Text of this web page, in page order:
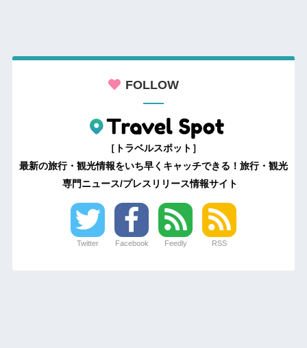
FOLLOW
［トラベルスポット］
最新の旅行・観光情報をいち早くキャッチできる！旅行・観光
専門ニュース/プレスリリース情報サイト
Twitter Facebook Feedly RSS